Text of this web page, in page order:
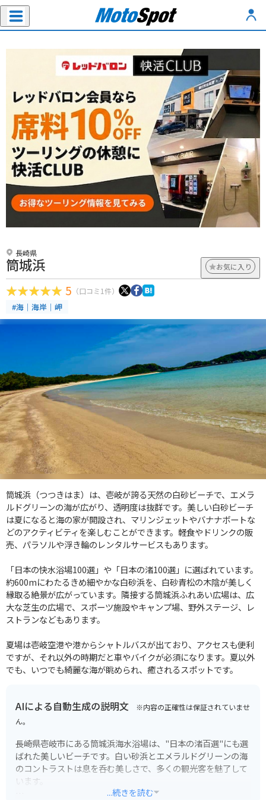
長崎県
筒城浜 お気に入り
5 （口コミ1件）
#海｜海岸｜岬
筒城浜（つつきはま）は、壱岐が誇る天然の白砂ビーチで、エメラ
ルドグリーンの海が広がり、透明度は抜群です。美しい白砂ビーチ
は夏になると海の家が開設され、マリンジェットやバナナボートな
どのアクティビティを楽しむことができます。軽食やドリンクの販
売、パラソルや浮き輪のレンタルサービスもあります。
「日本の快水浴場100選」や「日本の渚100選」に選ばれています。
約600mにわたるきめ細やかな白砂浜を、白砂青松の木陰が美しく
縁取る絶景が広がっています。隣接する筒城浜ふれあい広場は、広
大な芝生の広場で、スポーツ施設やキャンプ場、野外ステージ、レ
ストランなどもあります。
夏場は壱岐空港や港からシャトルバスが出ており、アクセスも便利
ですが、それ以外の時期だと車やバイクが必須になります。夏以外
でも、いつでも綺麗な海が眺められ、癒されるスポットです。
AIによる自動生成の説明文 ※内容の正確性は保証されていませ
ん。
長崎県壱岐市にある筒城浜海水浴場は、"日本の渚百選"にも選
ばれた美しいビーチです。白い砂浜とエメラルドグリーンの海
のコントラストは息を呑む美しさで、多くの観光客を魅了して
います。
...続きを読む